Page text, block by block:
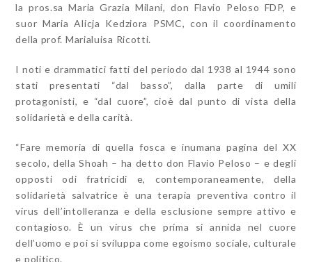
la pros.sa Maria Grazia Milani, don Flavio Peloso FDP, e
suor Maria Alicja Kedziora PSMC, con il coordinamento
della prof. Marialuisa Ricotti.
I noti e drammatici fatti del periodo dal 1938 al 1944 sono
stati presentati “dal basso”, dalla parte di umili
protagonisti, e “dal cuore”, cioè dal punto di vista della
solidarietà e della carità.
“Fare memoria di quella fosca e inumana pagina del XX
secolo, della Shoah – ha detto don Flavio Peloso – e degli
opposti odi fratricidi e, contemporaneamente, della
solidarietà salvatrice è una terapia preventiva contro il
virus dell’intolleranza e della esclusione sempre attivo e
contagioso. È un virus che prima si annida nel cuore
dell’uomo e poi si sviluppa come egoismo sociale, culturale
e politico.